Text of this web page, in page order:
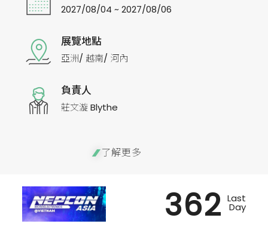
2027/08/04 ~ 2027/08/06
展覽地點
亞洲/ 越南/ 河內
負責人
莊文漩 Blythe
了解更多
362 Last
Day